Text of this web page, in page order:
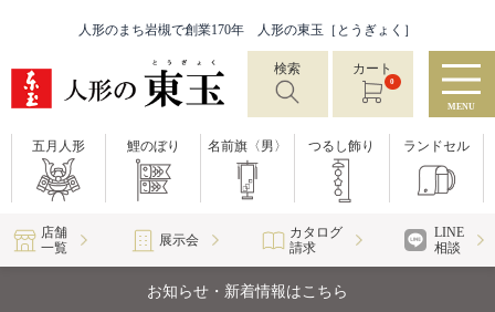
人形のまち岩槻で創業170年 人形の東玉［とうぎょく］
検索 カート
0
MENU
五月人形 鯉のぼり 名前旗〈男〉 つるし飾り ランドセル
店舗
一覧
展示会
カタログ
請求
LINE
相談
お知らせ・新着情報はこちら